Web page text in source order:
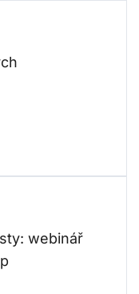
webinář